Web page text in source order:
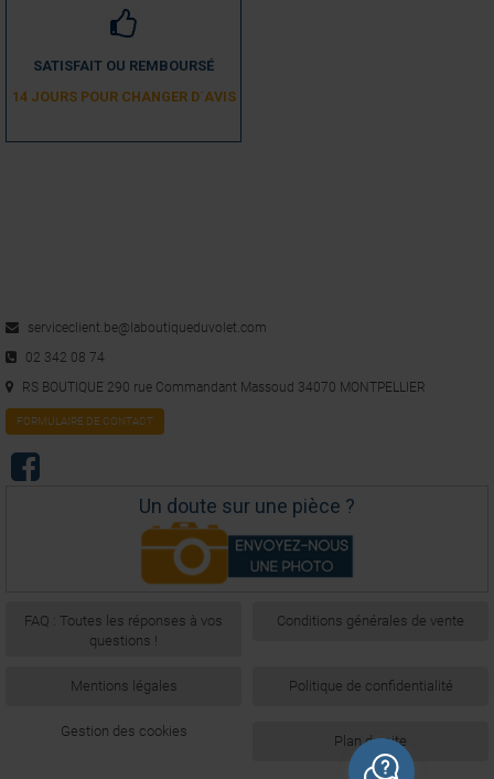
SATISFAIT OU REMBOURSÉ
14 JOURS POUR CHANGER D´AVIS
serviceclient.be@laboutiqueduvolet.com
02 342 08 74
RS BOUTIQUE 290 rue Commandant Massoud 34070 MONTPELLIER
FORMULAIRE DE CONTACT
Un doute sur une pièce ?
FAQ : Toutes les réponses à vos
questions !
Conditions générales de vente
Mentions légales Politique de confidentialité
Gestion des cookies
Plan du site